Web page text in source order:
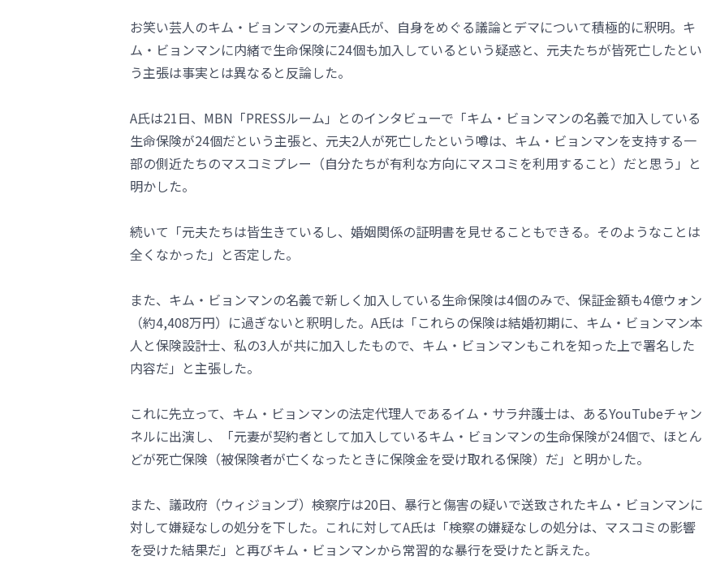
お笑い芸人のキム・ビョンマンの元妻A氏が、自身をめぐる議論とデマについて積極的に釈明。キ
ム・ビョンマンに内緒で生命保険に24個も加入しているという疑惑と、元夫たちが皆死亡したとい
う主張は事実とは異なると反論した。
A氏は21日、MBN「PRESSルーム」とのインタビューで「キム・ビョンマンの名義で加入している
生命保険が24個だという主張と、元夫2人が死亡したという噂は、キム・ビョンマンを支持する一
部の側近たちのマスコミプレー（自分たちが有利な方向にマスコミを利用すること）だと思う」と
明かした。
続いて「元夫たちは皆生きているし、婚姻関係の証明書を見せることもできる。そのようなことは
全くなかった」と否定した。
また、キム・ビョンマンの名義で新しく加入している生命保険は4個のみで、保証金額も4億ウォン
（約4,408万円）に過ぎないと釈明した。A氏は「これらの保険は結婚初期に、キム・ビョンマン本
人と保険設計士、私の3人が共に加入したもので、キム・ビョンマンもこれを知った上で署名した
内容だ」と主張した。
これに先立って、キム・ビョンマンの法定代理人であるイム・サラ弁護士は、あるYouTubeチャン
ネルに出演し、「元妻が契約者として加入しているキム・ビョンマンの生命保険が24個で、ほとん
どが死亡保険（被保険者が亡くなったときに保険金を受け取れる保険）だ」と明かした。
また、議政府（ウィジョンブ）検察庁は20日、暴行と傷害の疑いで送致されたキム・ビョンマンに
対して嫌疑なしの処分を下した。これに対してA氏は「検察の嫌疑なしの処分は、マスコミの影響
を受けた結果だ」と再びキム・ビョンマンから常習的な暴行を受けたと訴えた。